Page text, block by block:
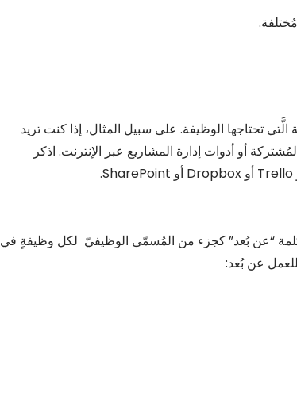
تحتاجها الوظيفة. على سبيل المثال، إذا كنت تريد
أو أدوات إدارة المشاريع عبر الإنترنت. اذكر
كلمة “عن بُعد” كجزء من المُسمّى الوظيفيّ لكل وظيفةٍ في
عن بُعد: